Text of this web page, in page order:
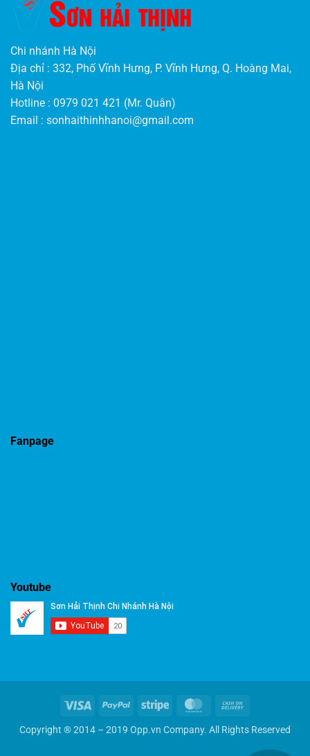
Chi nhánh Hà Nội
Địa chỉ : 332, Phố Vĩnh Hưng, P. Vĩnh Hưng, Q. Hoàng Mai,
Hà Nội
Hotline : 0979 021 421 (Mr. Quân)
Email : sonhaithinhhanoi@gmail.com
Fanpage
Youtube
Visa PayPal Stripe MasterCard
Delivery
Copyright ® 2014 – 2019 Opp.vn Company. All Rights Reserved